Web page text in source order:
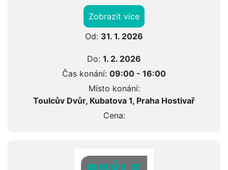
Zobrazit více
Od: 31. 1. 2026
Do: 1. 2. 2026
Čas konání: 09:00 - 16:00
Místo konání:
Toulcův Dvůr, Kubatova 1, Praha Hostivař
Cena: